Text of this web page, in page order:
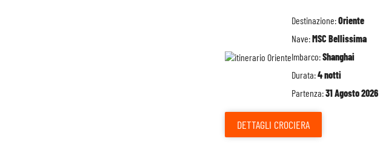
Destinazione:Oriente
Nave:MSC Bellissima
Imbarco:Shanghai
Durata:4 notti
Partenza:31 Agosto 2026
DETTAGLI CROCIERA